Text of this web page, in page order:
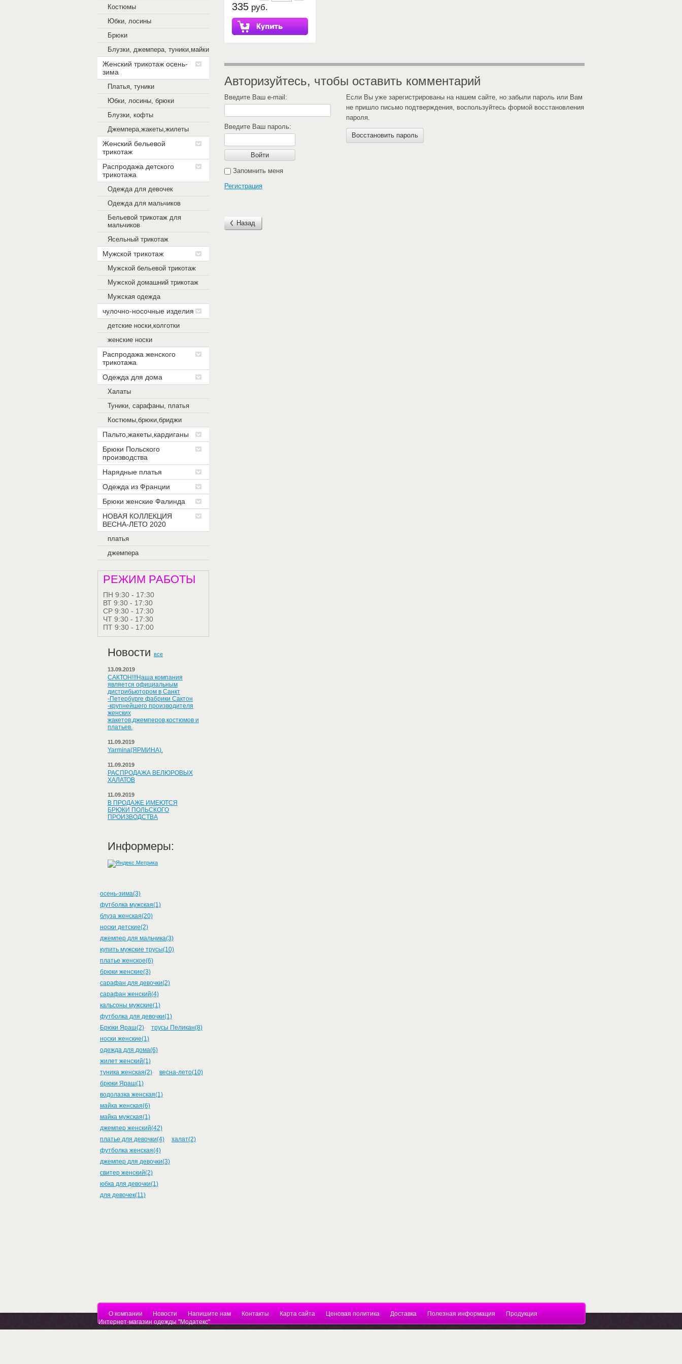
Костюмы
Юбки, лосины
Брюки
Блузки, джемпера, туники,майки
Женский трикотаж осень-
зима
Платья, туники
Юбки, лосины, брюки
Блузки, кофты
Джемпера,жакеты,жилеты
Женский бельевой
трикотаж
Распродажа детского
трикотажа
Одежда для девочек
Одежда для мальчиков
Бельевой трикотаж для
мальчиков
Ясельный трикотаж
Мужской трикотаж
Мужской бельевой трикотаж
Мужской домашний трикотаж
Мужская одежда
чулочно-носочные изделия
детские носки,колготки
женские носки
Распродажа женского
трикотажа
Одежда для дома
Халаты
Туники, сарафаны, платья
Костюмы,брюки,бриджи
Пальто,жакеты,кардиганы
Брюки Польского
производства
Нарядные платья
Одежда из Франции
Брюки женские Фалинда
НОВАЯ КОЛЛЕКЦИЯ
ВЕСНА-ЛЕТО 2020
платья
джемпера
РЕЖИМ РАБОТЫ
ПН 9:30 - 17:30
ВТ 9:30 - 17:30
СР 9:30 - 17:30
ЧТ 9:30 - 17:30
ПТ 9:30 - 17:00
Новости все
13.09.2019
САКТОН!!!Наша компания
является официальным
дистрибьютором в Санкт
-Петербурге фабрики Сактон
-крупнейшего производителя
женских
жакетов,джемперов,костюмов и
платьев.
11.09.2019
Yarmina(ЯРМИНА).
11.09.2019
РАСПРОДАЖА ВЕЛЮРОВЫХ
ХАЛАТОВ
11.09.2019
В ПРОДАЖЕ ИМЕЮТСЯ
БРЮКИ ПОЛЬСКОГО
ПРОИЗВОДСТВА
Информеры:
осень-зима(3)
футболка мужская(1)
блуза женская(20)
носки детские(2)
джемпер для мальчика(3)
купить мужские трусы(10)
платье женское(6)
брюки женские(3)
сарафан для девочки(2)
сарафан женский(4)
кальсоны мужские(1)
футболка для девочки(1)
Брюки Яраш(2)
трусы Пеликан(8)
носки женские(1)
одежда для дома(6)
жилет женский(1)
туника женская(2)
весна-лето(10)
брюки Яраш(1)
водолазка женская(1)
майка женская(6)
майка мужская(1)
джемпер женский(42)
платье для девочки(4)
халат(2)
футболка женская(4)
джемпер для девочки(3)
свитер женский(2)
юбка для девочки(1)
для девочек(11)
335 руб.
Авторизуйтесь, чтобы оставить комментарий
Введите Ваш e-mail:
Введите Ваш пароль:
Войти
Запомнить меня
Регистрация
Если Вы уже зарегистрированы на нашем сайте, но забыли пароль или Вам
не пришло письмо подтверждения, воспользуйтесь формой восстановления
пароля.
Восстановить пароль
Назад
О компании Новости Напишите нам Контакты Карта сайта Ценовая политика Доставка Полезная информация
Продукция
Интернет-магазин одежды "Модатекс"